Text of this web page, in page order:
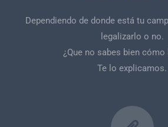
Dependiendo de donde está tu
legalizarlo o no.
¿Que no sabes bien cómo
Te lo explicamos.